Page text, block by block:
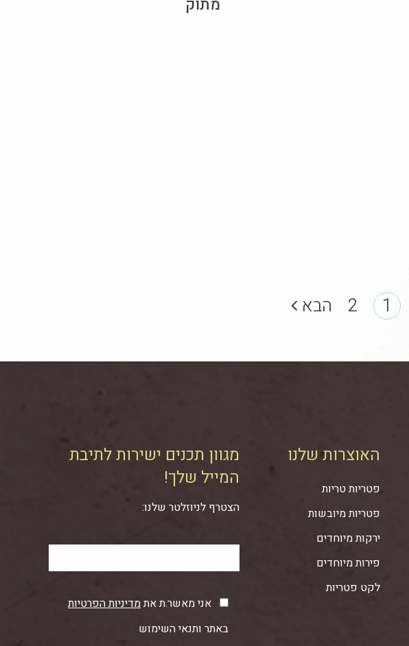
מתוק
1
2 הבא
האוצרות שלנו
פטריות טריות
פטריות מיובשות
ירקות מיוחדים
פירות מיוחדים
לקט פטריות
מגוון תכנים ישירות לתיבת
המייל שלך!
הצטרף לניוזלטר שלנו:
אני מאשר.ת אתמדיניות הפרטיות
באתר ותנאי השימוש